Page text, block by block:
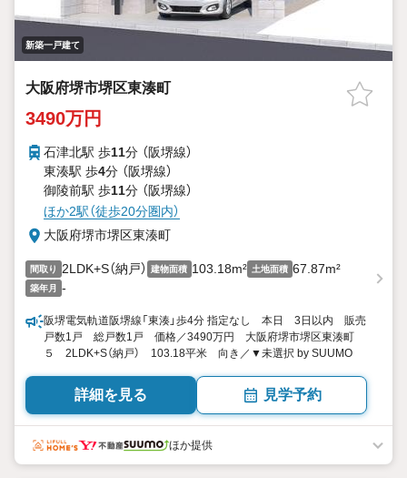
新築一戸建て
大阪府堺市堺区東湊町
3490万円
石津北駅 歩11分 （阪堺線）
東湊駅 歩4分 （阪堺線）
御陵前駅 歩11分 （阪堺線）
ほか2駅（徒歩20分圏内）
大阪府堺市堺区東湊町
間取り 2LDK+S（納戸） 建物面積 103.18m² 土地面積 67.87m²
築年月 -
阪堺電気軌道阪堺線「東湊」歩4分 指定なし 本日 3日以内 販売
戸数1戸 総戸数1戸 価格／3490万円 大阪府堺市堺区東湊町
５ 2LDK+S（納戸） 103.18平米 向き／▼未選択 by SUUMO
詳細を見る 見学予約
ほか提供